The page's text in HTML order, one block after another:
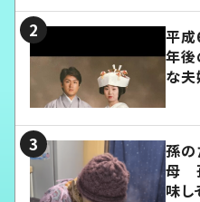
平
年後
な夫
孫の
母
味し